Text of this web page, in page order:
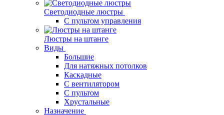
Светодиодные люстры
С пультом управления
Люстры на штанге
Виды
Большие
Для натяжных потолков
Каскадные
С вентилятором
С пультом
Хрустальные
Назначение